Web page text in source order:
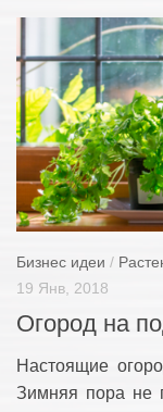
Бизнес идеи /
19 Янв, 2018
Огород на
Настоящие
Зимняя пора не